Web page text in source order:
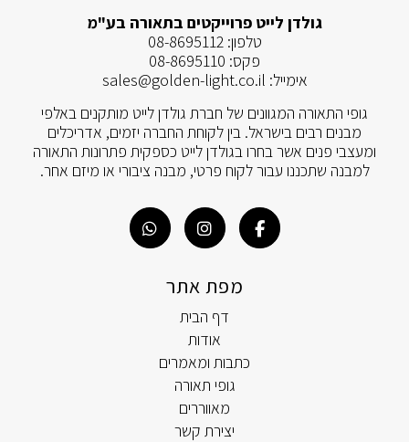
גולדן לייט פרוייקטים בתאורה בע"מ
טלפון: 08-8695112
פקס: 08-8695110
אימייל: sales@golden-light.co.il
גופי התאורה המגוונים של חברת גולדן לייט מותקנים באלפי
מבנים רבים בישראל. בין לקוחת החברה יזמים, אדריכלים
ומעצבי פנים אשר בחרו בגולדן לייט כספקית פתרונות התאורה
למבנה שתכננו עבור לקוח פרטי, מבנה ציבורי או מיזם אחר.
מפת אתר
דף הבית
אודות
כתבות ומאמרים
גופי תאורה
מאווררים
יצירת קשר